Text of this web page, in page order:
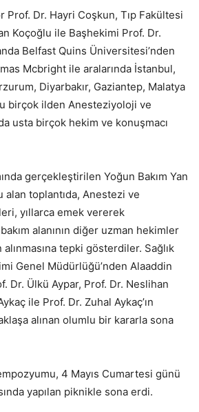
Prof. Dr. Hayri Coşkun, Tıp Fakültesi
Koçoğlu ile Başhekimi Prof. Dr.
Belfast Quins Üniversitesi’nden
Mcbright ile aralarında İstanbul,
Diyarbakır, Gaziantep, Malatya
birçok ilden Anesteziyoloji ve
usta birçok hekim ve konuşmacı
gerçekleştirilen Yoğun Bakım Yan
alan toplantıda, Anestezi ve
yıllarca emek vererek
alanının diğer uzman hekimler
tepki gösterdiler. Sağlık
Genel Müdürlüğü’nden Alaaddin
Dr. Ülkü Aypar, Prof. Dr. Neslihan
ile Prof. Dr. Zuhal Aykaç’ın
alınan olumlu bir kararla sona
4 Mayıs Cumartesi günü
yapılan piknikle sona erdi.